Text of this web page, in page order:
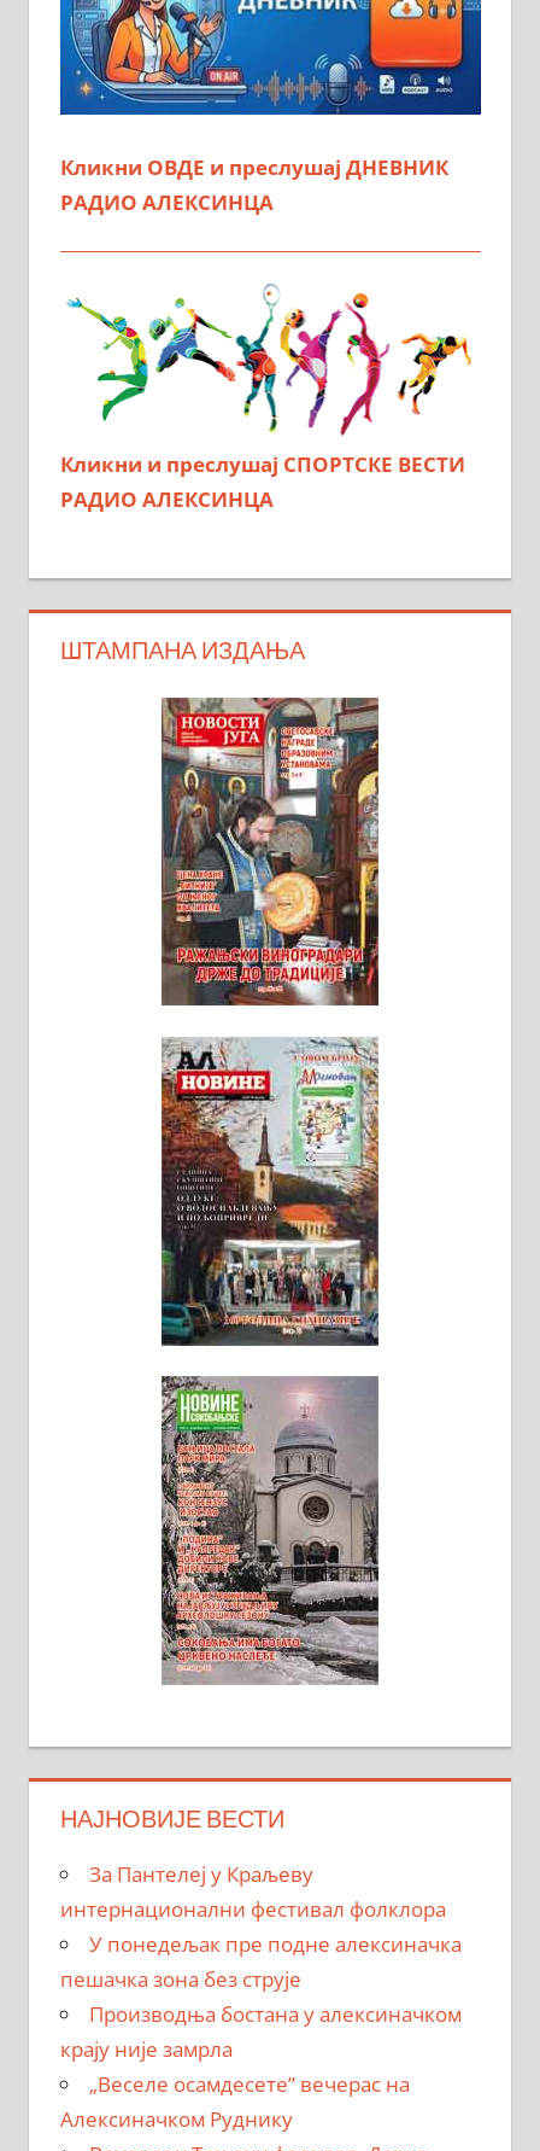
Кликни ОВДЕ и преслушај ДНЕВНИК
РАДИО АЛЕКСИНЦА
Кликни и преслушај СПОРТСКЕ ВЕСТИ
РАДИО АЛЕКСИНЦА
ШТАМПАНА ИЗДАЊА
НАЈНОВИЈЕ ВЕСТИ
За Пантелеј у Краљеву
интернационални фестивал фолклора
У понедељак пре подне алексиначка
пешачка зона без струје
Производња бостана у алексиначком
крају није замрла
„Веселе осамдесете” вечерас на
Алексиначком Руднику